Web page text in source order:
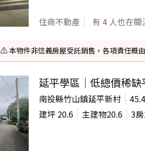
住商不動產 有 4 人也在關
⚠️ 本物件非信義房屋受託銷售，各項責任概
延平學區｜低總價稀缺
南投縣竹山鎮延平新村
建坪 20.6 主建物20.6 3